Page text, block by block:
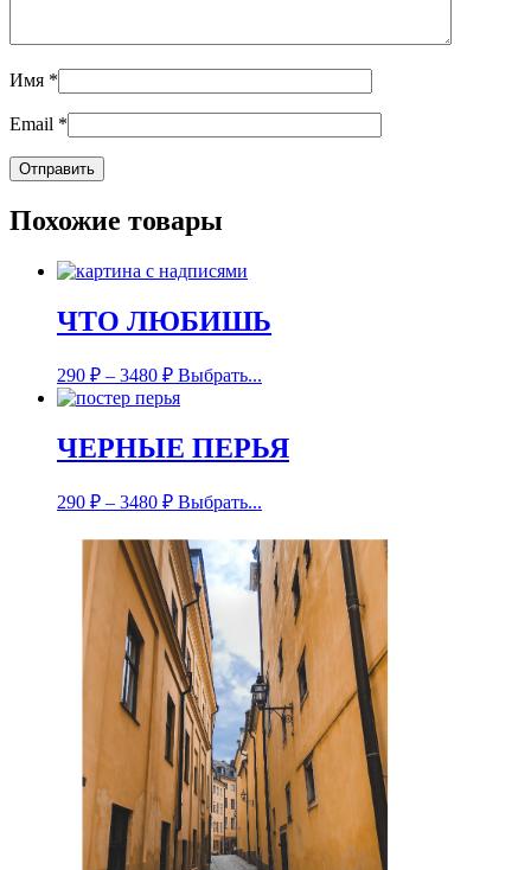
Имя *
Email *
Похожие товары
ЧТО ЛЮБИШЬ
290 ₽ – 3480 ₽ Выбрать...
ЧЕРНЫЕ ПЕРЬЯ
290 ₽ – 3480 ₽ Выбрать...